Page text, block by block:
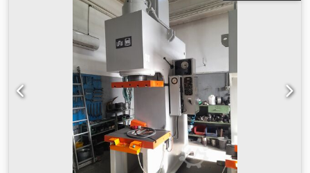
Motor 4 kW Länge 2200 mm Breite 1500 mm Höhe 3000
mm Gewicht 5500 kg 2-fach Rundführung Tisch und Stößel
mit T-Nuten 2-Hand Bedienung Siemens SPS Manometer
Betriebsanleitung 4-fach Rundführung € auf Anfrage
Lichtschranke € auf Anfrage Siemens Steuerung zur
Programmierung des Hubes und der Preßzeit € auf
Anfrage Siemens Touchscreen-Steuerung, 50 Programme
speicherbar, zur Programmierung von: - Aufwärtshub und
Abwärtshubquote - Pausenzeit im Boden - Zeit der
Dekompression - Einstellung des Arbeitsdrucks -
Stückzähler - Prestop in Aufwärts- und Abwärtsbewegung -